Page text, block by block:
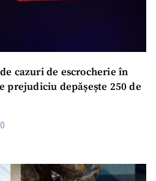
cazuri de escrocherie în
prejudiciu depășește 250 de